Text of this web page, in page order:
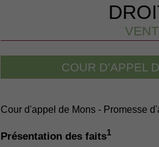
COUR D'APPEL
Cour d'appel de Mons - Promesse
Présentation des faits1